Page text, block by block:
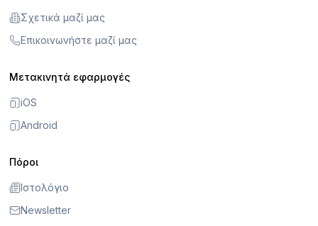
Σχετικά μαζί μας
Επικοινωνήστε μαζί μας
Μετακινητά εφαρμογές
iOS
Android
Πόροι
Ιστολόγιο
Newsletter